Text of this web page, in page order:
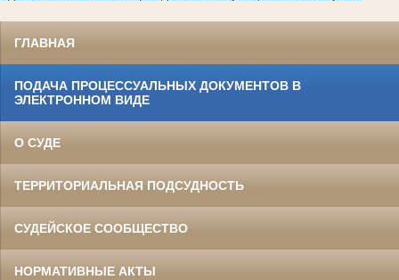
ГЛАВНАЯ
ПОДАЧА ПРОЦЕССУАЛЬНЫХ ДОКУМЕНТОВ В
ЭЛЕКТРОННОМ ВИДЕ
О СУДЕ
ТЕРРИТОРИАЛЬНАЯ ПОДСУДНОСТЬ
СУДЕЙСКОЕ СООБЩЕСТВО
НОРМАТИВНЫЕ АКТЫ